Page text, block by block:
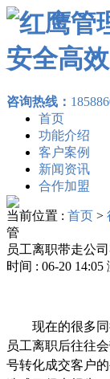
咨询热线：
首页
功能介绍
客户案例
新闻资讯
合作加盟
当前位置 : 首页 >
管
员工离职带走公
时间 : 06-20 14:05
现在的很多
员工离职后往往
号转化成交客户的